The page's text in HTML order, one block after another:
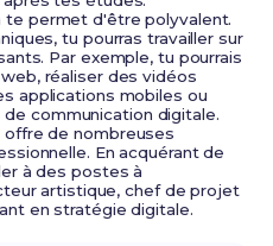
te permet d'être polyvalent.
tu pourras travailler sur
Par exemple, tu pourrais
réaliser des vidéos
applications mobiles ou
communication digitale.
de nombreuses
En acquérant de
à des postes à
artistique, chef de projet
en stratégie digitale.